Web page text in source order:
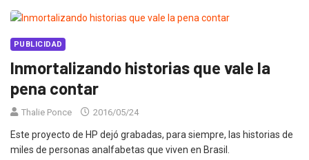
PUBLICIDAD
Inmortalizando historias que vale la
pena contar
Thalie Ponce 2016/05/24
Este proyecto de HP dejó grabadas, para siempre, las historias de
miles de personas analfabetas que viven en Brasil.